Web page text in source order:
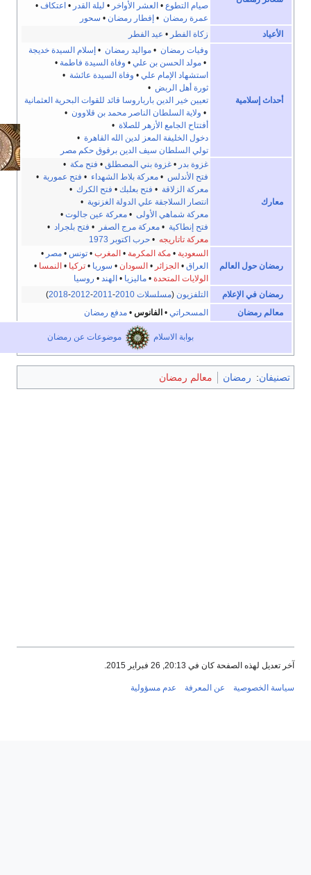
صيام التطوع
العشر الأواخر•ليلة القدر •اعتكاف •
•إفطار رمضان•سحور
عيد الفطر
•مواليد رمضان•إسلام السيدة خديجة
مولد الحسن بن علي •وفاة السيدة فاطمة •
استشهاد الإمام علي•وفاة السيدة عائشة•
ثورة أهل الربض•
تعيين خير الدين بارباروسا قائد للقوات البحرية العثمانية
ولاية السلطان الناصر محمد بن قلاوون•
أفتتاح الجامع الأزهر للصلاة•
دخول الخليفة المعز لدين الله القاهرة•
تولي السلطان سيف الدين برقوق حكم مصر
غزوة بني المصطلق•فتح مكة•
معركة بلاط الشهداء•فتح عمورية•
•فتح بعلبك•فتح الكرك•
انتصار السلاجقة علي الدولة الغزنوية •
معركة شماهي الأولى •معركة عين جالوت •
معركة مرج الصفر•فتح بلجراد•
•حرب اكتوبر 1973
العالم
مكة المكرمة • المغرب• تونس •مصر•
العراق•الجزائر•السودان• سوريا•تركيا • النمسا•
الولايات المتحدة•ماليزيا•الهند •روسيا
الإعلام
التلفزيون( مسلسلات 2010 -
2011
-
2012
-
2018
)
المسحراتي الفانوس•مدفع رمضان
موضوعات عن رمضان
رمضان معالم رمضان
كان في 20:13, 26 فبراير 2015.
عن المعرفة عدم مسؤولية